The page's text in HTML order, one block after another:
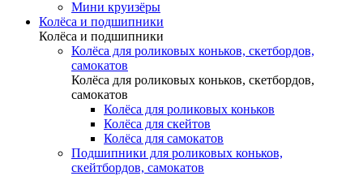
Мини круизёры
Колёса и подшипники
Колёса и подшипники
Колёса для роликовых коньков, скетбордов,
самокатов
Колёса для роликовых коньков, скетбордов,
самокатов
Колёса для роликовых коньков
Колёса для скейтов
Колёса для самокатов
Подшипники для роликовых коньков,
скейтбордов, самокатов